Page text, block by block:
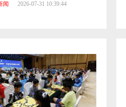
闻 2026-07-31 10:39:44